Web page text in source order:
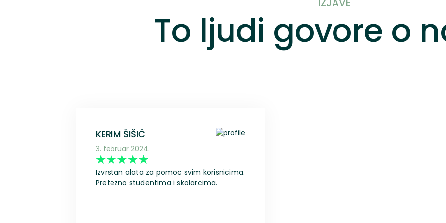
IZJAVE
To ljudi govore o
KERIM ŠIŠIĆ
3. februar 2024.
Izvrstan alata za pomoc svim korisnicima.
Pretezno studentima i skolarcima.